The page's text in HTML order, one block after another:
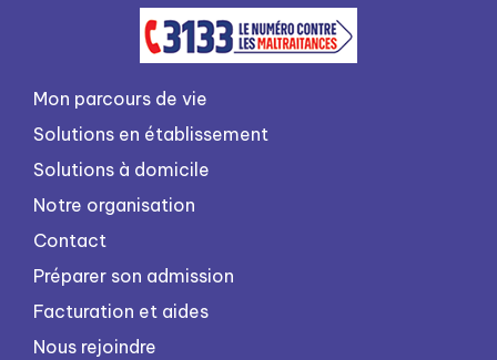
Mon parcours de vie
Solutions en établissement
Solutions à domicile
Notre organisation
Contact
Préparer son admission
Facturation et aides
Nous rejoindre